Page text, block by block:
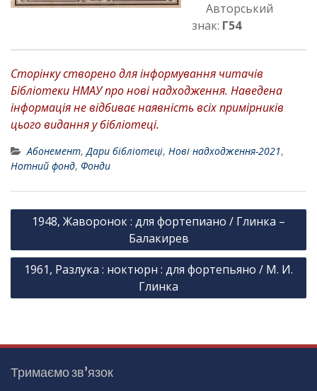
Авторський
знак: Г54
Сторінку створено для інформування читачів
Бібліотеки НМАУ про нові надходження. Наведена
інформація не відбиває наявність всіх примірників
цього видання у бібліотеці.
Абонемент,Дари бібліотеці, Нові надходження-2021,
Нотний фонд, Фонди
Н
в
г
ц
я
1948, Жаворонок : для фортепиано / Глинка –
Балакирев
1961, Разлука : ноктюрн : для фортепьяно / М. И.
Глинка
Тримаємо зв’язок